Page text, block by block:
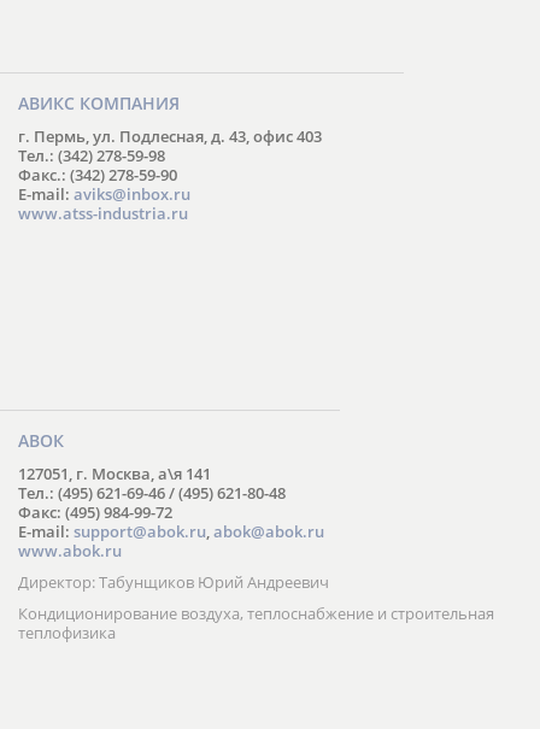
АВИКС КОМПАНИЯ
г. Пермь, ул. Подлесная, д. 43, офис 403
Тел.: (342) 278-59-98
Факс.: (342) 278-59-90
E-mail: aviks@inbox.ru
www.atss-industria.ru
АВОК
127051, г. Москва, а\я 141
Тел.: (495) 621-69-46 / (495) 621-80-48
Факс: (495) 984-99-72
E-mail: support@abok.ru,abok@abok.ru
www.abok.ru
Директор: Табунщиков Юрий Андреевич
Кондиционирование воздуха, теплоснабжение и строительная
теплофизика